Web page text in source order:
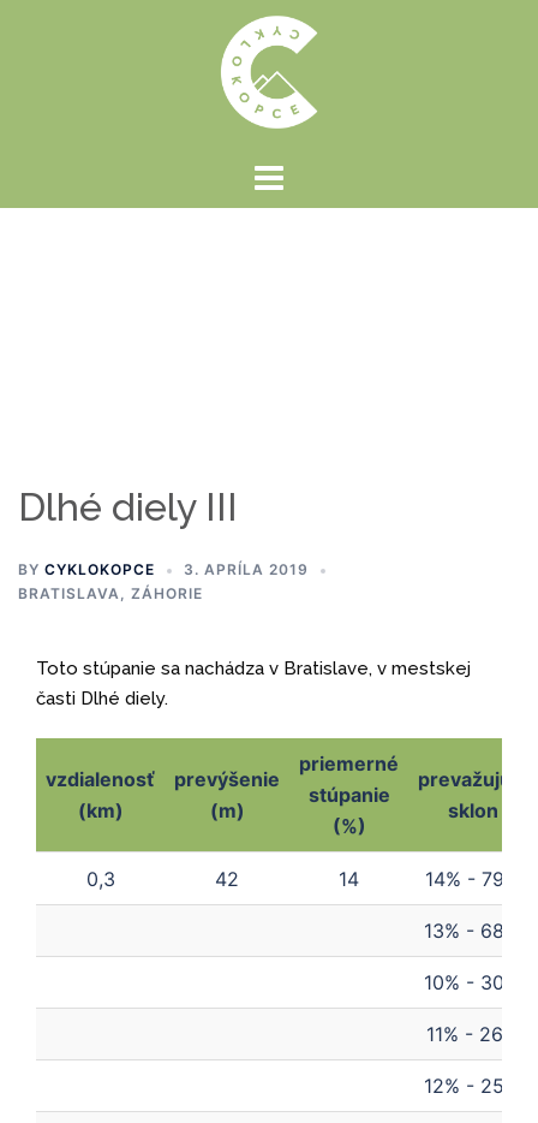
Dlhé diely III
BY CYKLOKOPCE
3. APRÍLA 2019
BRATISLAVA, ZÁHORIE
Toto stúpanie sa nachádza v Bratislave, v mestskej
časti Dlhé diely.
vzdialenosť
(km)
prevýšenie
(m)
priemerné
stúpanie
(%)
prevažujúci
sklon
vzdialenosť
(km)
prevýšenie
(m)
priemerné
stúpanie
prevažujúci
sklon
0,3 42 14 14% - 79m
13% - 68m
10% - 30m
11% - 26m
12% - 25m